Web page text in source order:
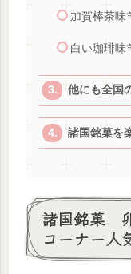
加賀棒茶味
白い珈琲味
他にも全国
諸国銘菓を
諸国銘菓
コーナー人